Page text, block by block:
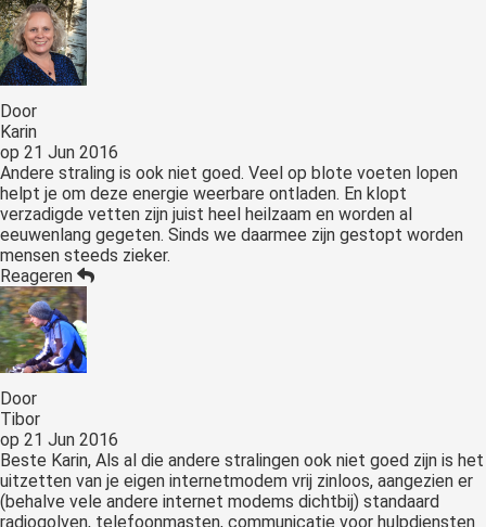
Door
Karin
op 21 Jun 2016
Andere straling is ook niet goed. Veel op blote voeten lopen
helpt je om deze energie weerbare ontladen. En klopt
verzadigde vetten zijn juist heel heilzaam en worden al
eeuwenlang gegeten. Sinds we daarmee zijn gestopt worden
mensen steeds zieker.
Reageren
Door
Tibor
op 21 Jun 2016
Beste Karin, Als al die andere stralingen ook niet goed zijn is het
uitzetten van je eigen internetmodem vrij zinloos, aangezien er
(behalve vele andere internet modems dichtbij) standaard
radiogolven, telefoonmasten, communicatie voor hulpdiensten